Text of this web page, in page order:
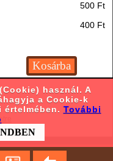
500 Ft
400 Ft
használ. A
a Cookie-k
értelmében. További